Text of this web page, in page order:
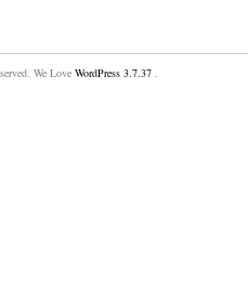
We Love WordPress 3.7.37 .